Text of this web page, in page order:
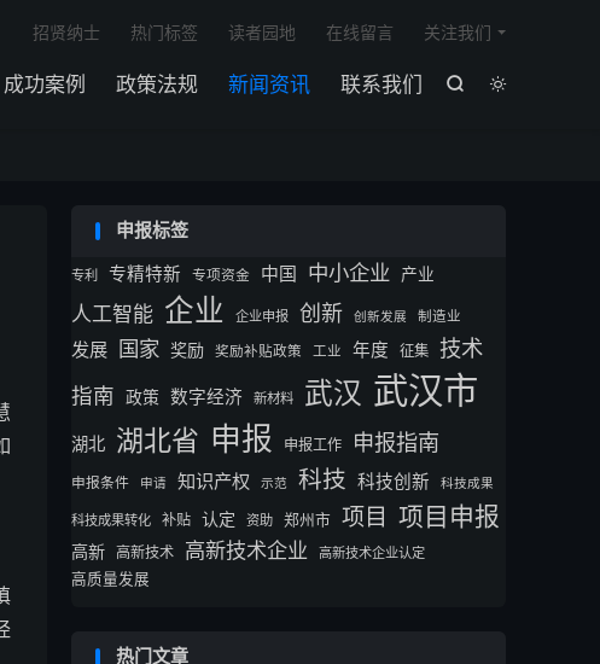


成功案例 政策法规 新闻资讯 联系我们
招贤纳士 热门标签 读者园地 在线留言 关注我们
申报标签
专利 专精特新 专项资金 中国 中小企业 产业
人工智能 企业 企业申报 创新 创新发展 制造业
发展 国家 奖励 奖励补贴政策 工业 年度 征集 技术
指南 政策 数字经济 新材料 武汉 武汉市
湖北 湖北省 申报 申报工作 申报指南
申报条件 申请 知识产权 示范 科技 科技创新 科技成果
科技成果转化 补贴 认定 资助 郑州市 项目 项目申报
高新 高新技术 高新技术企业 高新技术企业认定
高质量发展
热门文章